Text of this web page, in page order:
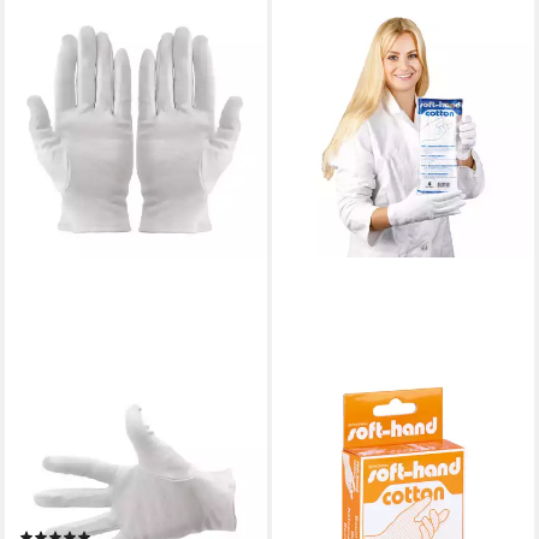
Baumwollhandschuhe SOFT
line Baumwollhandschuhe Gr.
XS/S/M/L/XL/XXL
(hautfreundliche Handschuhe,